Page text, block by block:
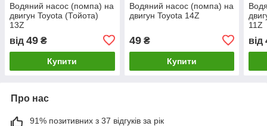
Водяний насос (помпа) на
двигун Toyota (Тойота)
13Z
від 49 ₴
Купити
Водяний насос (помпа) на
двигун Toyota 14Z
49₴
Купити
11Z
від
Про нас
91% позитивних з 37 відгуків за рік